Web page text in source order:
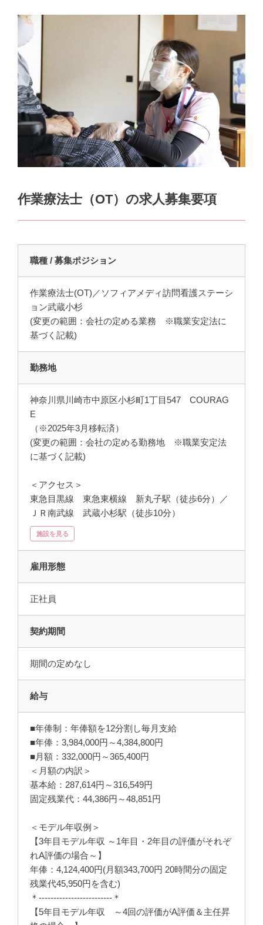
作業療法士（OT）の求人募集要項
職種 / 募集ポジション
作業療法士(OT)／ソフィアメディ訪問看護ステーシ
ョン武蔵小杉
(変更の範囲：会社の定める業務 ※職業安定法に
基づく記載)
勤務地
神奈川県川崎市中原区小杉町1丁目547 COURAG
E
（※2025年3月移転済）
(変更の範囲：会社の定める勤務地 ※職業安定法
に基づく記載)
＜アクセス＞
東急目黒線 東急東横線 新丸子駅（徒歩6分）／
ＪＲ南武線 武蔵小杉駅（徒歩10分）
施設を見る
雇用形態
正社員
契約期間
期間の定めなし
給与
■年俸制：年俸額を12分割し毎月支給
■年俸：3,984,000円～4,384,800円
■月額：332,000円～365,400円
＜月額の内訳＞
基本給：287,614円～316,549円
固定残業代：44,386円～48,851円
＜モデル年収例＞
【3年目モデル年収 ～1年目・2年目の評価がそれぞ
れA評価の場合～】
年俸：4,124,400円(月額343,700円 20時間分の固定
残業代45,950円を含む)
＊-------------------------＊
【5年目モデル年収 ～4回の評価がA評価＆主任昇